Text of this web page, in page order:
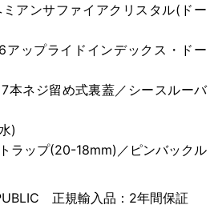
アンサファイアクリスタル(ドー
アップライドインデックス・ドー
本ネジ留め式裏蓋／シースルーバ
)
ラップ(20-18mm)／ピンバックル
正規輸入品：2年間保証